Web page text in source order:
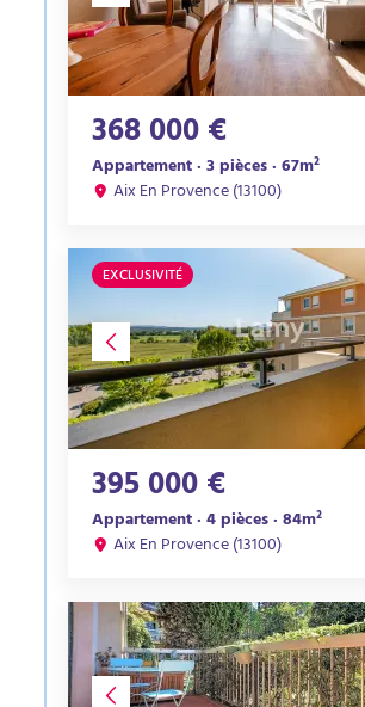
368 000 €
Appartement · 3 pièces · 67m²
Aix En Provence (13100)
EXCLUSIVITÉ
395 000 €
Appartement · 4 pièces · 84m²
Aix En Provence (13100)